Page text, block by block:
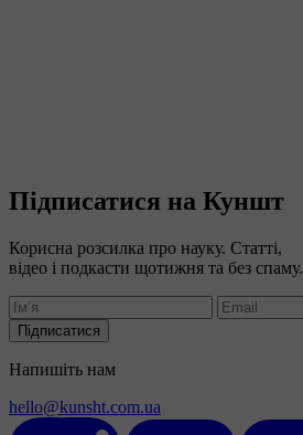
Підписатися на Куншт
Корисна розсилка про науку. Статті,
відео і подкасти щотижня та без спаму.
Підписатися
Напишіть нам
hello@kunsht.com.ua